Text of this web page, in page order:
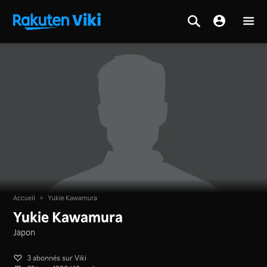
Accueil > Yukie Kawamura
Yukie Kawamura
Japon
3 abonnés sur Viki